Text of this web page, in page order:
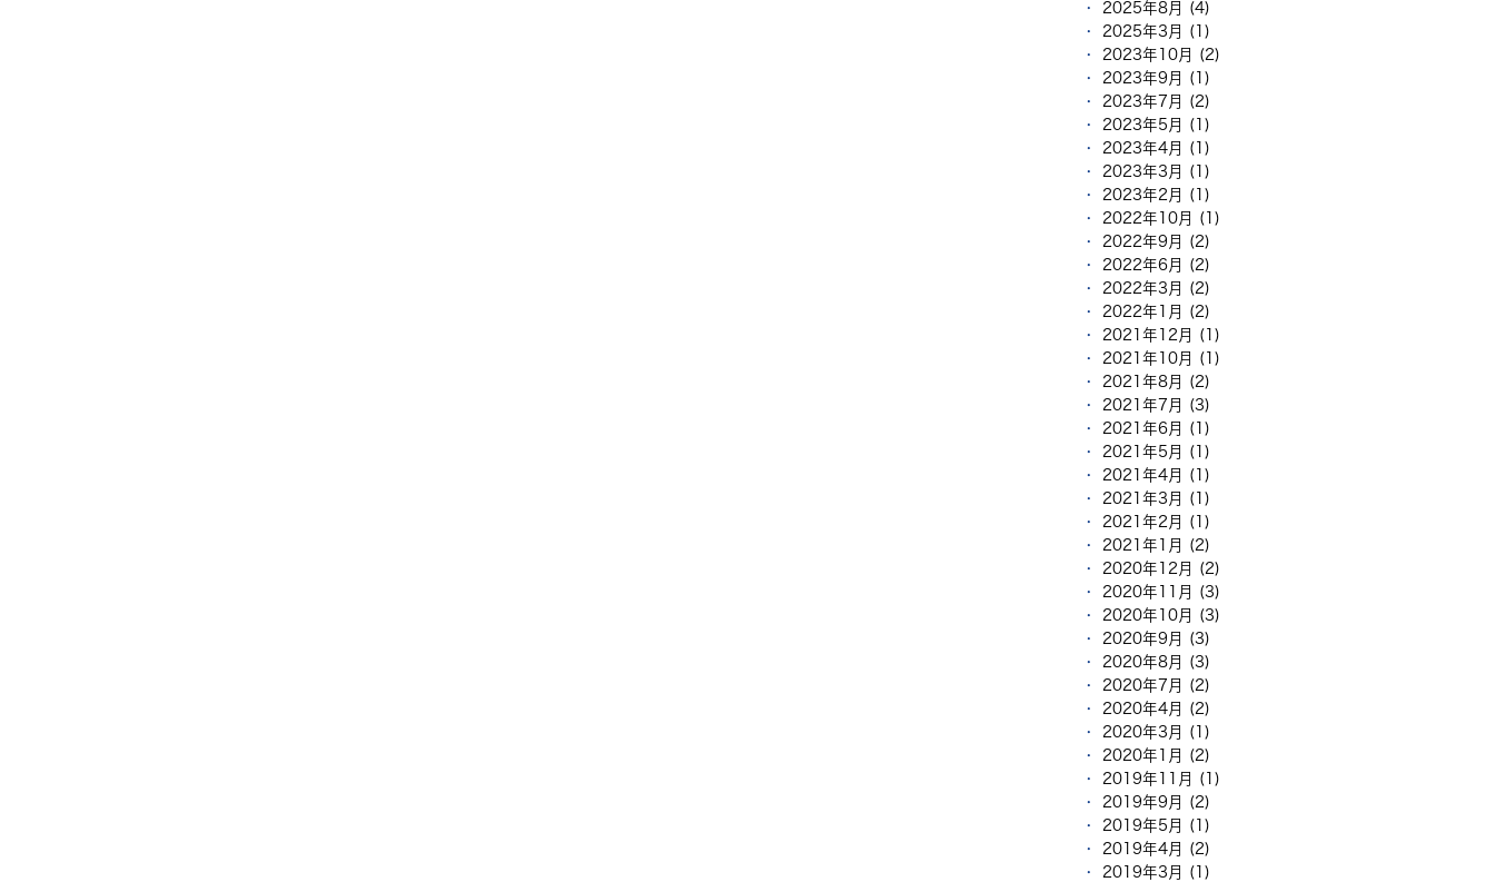
2025年8月 (4)
2025年3月 (1)
2023年10月 (2)
2023年9月 (1)
2023年7月 (2)
2023年5月 (1)
2023年4月 (1)
2023年3月 (1)
2023年2月 (1)
2022年10月 (1)
2022年9月 (2)
2022年6月 (2)
2022年3月 (2)
2022年1月 (2)
2021年12月 (1)
2021年10月 (1)
2021年8月 (2)
2021年7月 (3)
2021年6月 (1)
2021年5月 (1)
2021年4月 (1)
2021年3月 (1)
2021年2月 (1)
2021年1月 (2)
2020年12月 (2)
2020年11月 (3)
2020年10月 (3)
2020年9月 (3)
2020年8月 (3)
2020年7月 (2)
2020年4月 (2)
2020年3月 (1)
2020年1月 (2)
2019年11月 (1)
2019年9月 (2)
2019年5月 (1)
2019年4月 (2)
2019年3月 (1)